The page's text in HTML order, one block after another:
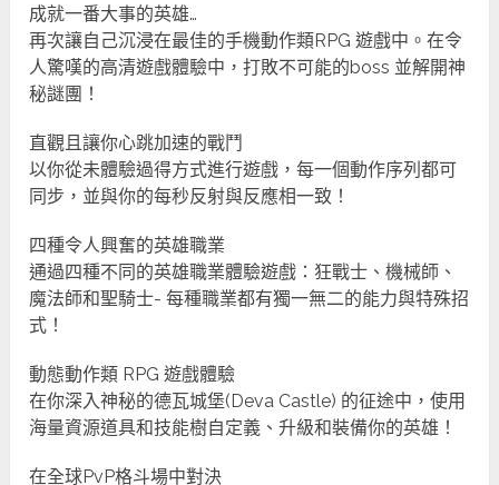
成就一番大事的英雄…
再次讓自己沉浸在最佳的手機動作類RPG 遊戲中。在令
人驚嘆的高清遊戲體驗中，打敗不可能的boss 並解開神
秘謎團！
直觀且讓你心跳加速的戰鬥
以你從未體驗過得方式進行遊戲，每一個動作序列都可
同步，並與你的每秒反射與反應相一致！
四種令人興奮的英雄職業
通過四種不同的英雄職業體驗遊戲：狂戰士、機械師、
魔法師和聖騎士- 每種職業都有獨一無二的能力與特殊招
式！
動態動作類 RPG 遊戲體驗
在你深入神秘的德瓦城堡(Deva Castle) 的征途中，使用
海量資源道具和技能樹自定義、升級和裝備你的英雄！
在全球PvP格斗場中對決